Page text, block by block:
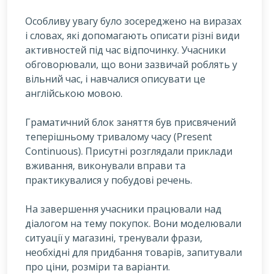
Особливу увагу було зосереджено на виразах
і словах, які допомагають описати різні види
активностей під час відпочинку. Учасники
обговорювали, що вони зазвичай роблять у
вільний час, і навчалися описувати це
англійською мовою.
Граматичний блок заняття був присвячений
теперішньому тривалому часу (Present
Continuous). Присутні розглядали приклади
вживання, виконували вправи та
практикувалися у побудові речень.
На завершення учасники працювали над
діалогом на тему покупок. Вони моделювали
ситуації у магазині, тренували фрази,
необхідні для придбання товарів, запитували
про ціни, розміри та варіанти.